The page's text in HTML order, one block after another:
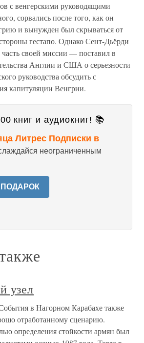
с венгерскими руководящими
сорвались после того, как он
и вынужден был скрываться от
гестапо. Однако Сент-Дьёрди
своей миссии — поставил в
Англии и США о серьезности
руководства обсудить с
капитуляции Венгрии.
книг и аудиокниг! 📚
Литрес Подписки в
неограниченным
узел
в Нагорном Карабахе также
отработанному сценарию.
определения стойкости армян был